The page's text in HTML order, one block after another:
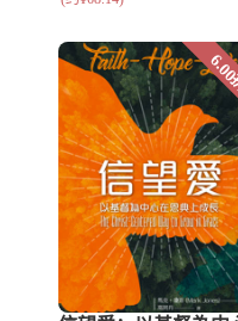
崇拜、音乐与
辅导
教会治理
讲道
基督教教育
小组与团契
门徒造就
福音布道
文艺类
儿童
青少年